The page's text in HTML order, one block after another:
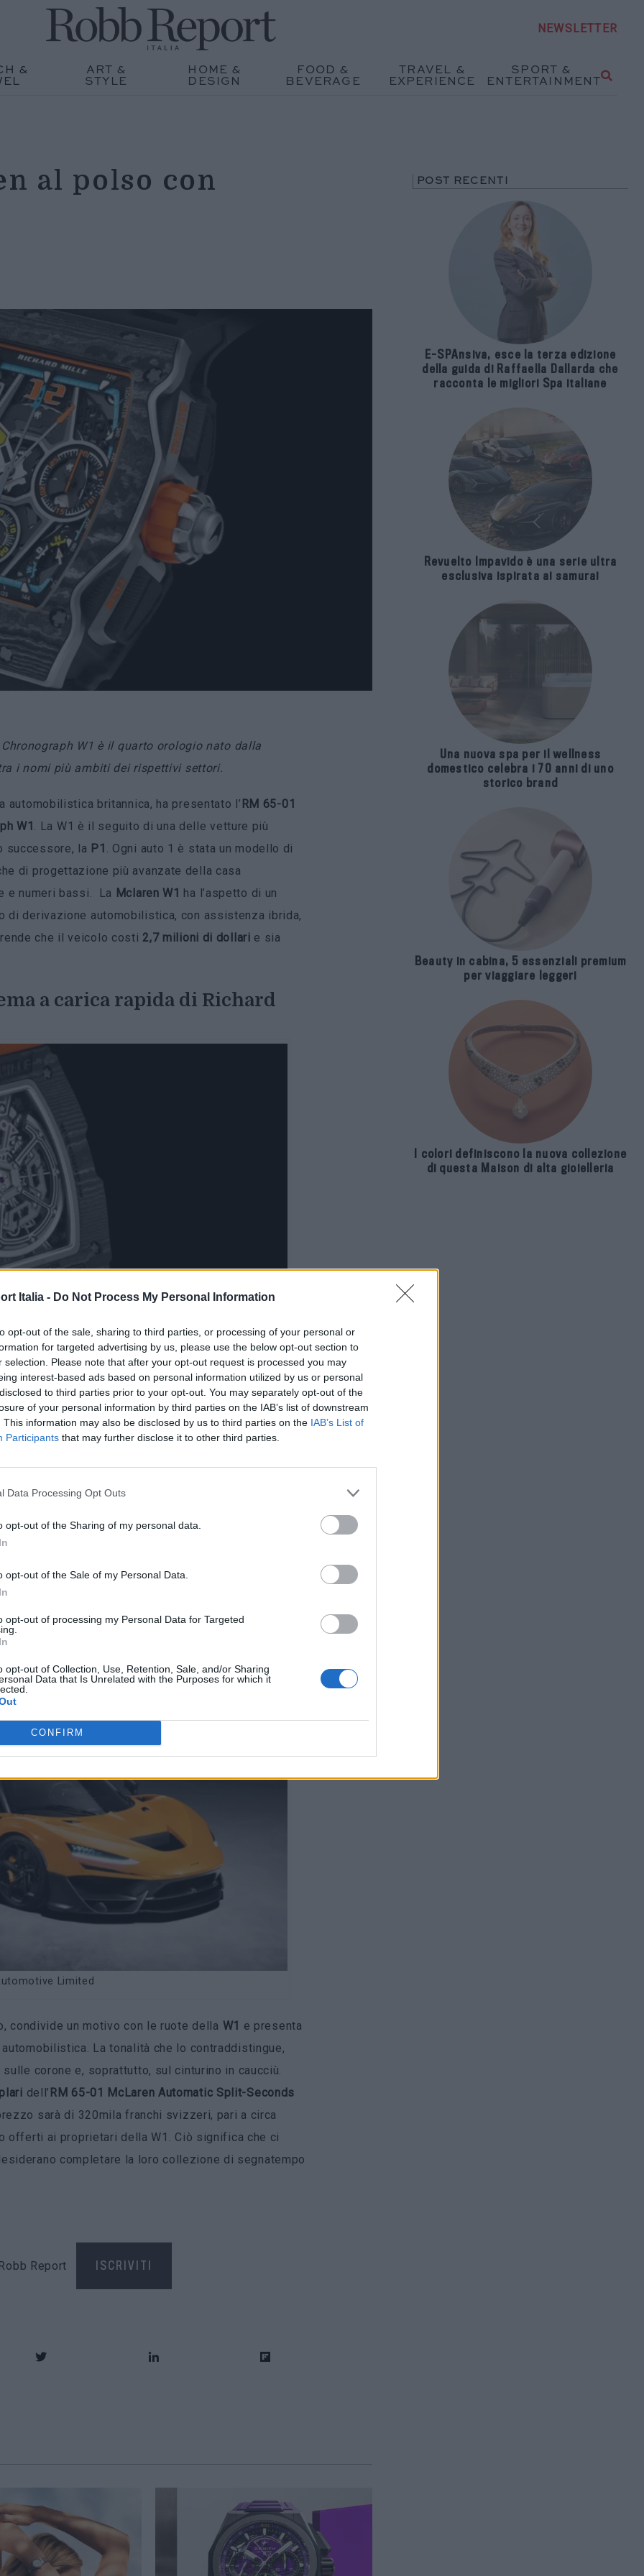
Italia - Do Not Process My Personal Information
opt-out of the sale, sharing to third parties, or processing of your personal or
for targeted advertising by us, please use the below opt-out section to
selection. Please note that after your opt-out request is processed you may
interest-based ads based on personal information utilized by us or personal
to third parties prior to your opt-out. You may separately opt-out of the
of your personal information by third parties on the IAB’s list of downstream
This information may also be disclosed by us to third parties on the IAB’s List of
Participants that may further disclose it to other third parties.
Data Processing Opt Outs
opt-out of the Sharing of my personal data.
opt-out of the Sale of my Personal Data.
opt-out of processing my Personal Data for Targeted
opt-out of Collection, Use, Retention, Sale, and/or Sharing
Data that Is Unrelated with the Purposes for which it
CONFIRM
NEWSLETTER
&
ART &
STYLE
HOME &
DESIGN
FOOD &
BEVERAGE
TRAVEL &
EXPERIENCE
SPORT &
ENTERTAINMENT
al polso con
W1 è il quarto orologio nato dalla
i nomi più ambiti dei rispettivi settori.
britannica, ha presentato l’ RM 65-01
W1 . La W1 è il seguito di una delle vetture più
successore, la P1 . Ogni auto 1 è stata un modello di
di progettazione più avanzate della casa
e numeri bassi. La Mclaren W1 ha l’aspetto di un
di derivazione automobilistica, con assistenza ibrida,
che il veicolo costi 2,7 milioni di dollari e sia
a carica rapida di Richard
Mille
è il suo orologio più potente in assoluto. Il modello è
RMA4Cad alte prestazioni della manifattura
5Hz, ovvero circa 36.000 alternanze all’ora, e può
più vicino, secondo la casa orologiera. Il
su gommini di montaggio del telaio ed è dotato di un
indossa di caricare rapidamente la sua riserva di
realizzato in quarzo TPT.
è all’altezza del suo omonimo. La cassa, che
in carbonio
un design influenzato dalle linee delle supercar.
Limited
condivide un motivo con le ruote della W1 e presenta
La tonalità che lo contraddistingue,
corone e, soprattutto, sul cinturino in caucciù.
dell’ RM 65-01 McLaren Automatic Split-Seconds
sarà di 320mila franchi svizzeri, pari a circa
offerti ai proprietari della W1. Ciò significa che ci
completare la loro collezione di segnatempo
Report ISCRIVITI
POST RECENTI
E-SPAnsiva, esce la terza edizione
della guida di Raffaella Dallarda che
racconta le migliori Spa italiane
Revuelto Impavido è una serie ultra
esclusiva ispirata ai samurai
Una nuova spa per il wellness
domestico celebra i 70 anni di uno
storico brand
Beauty in cabina, 5 essenziali premium
per viaggiare leggeri
I colori definiscono la nuova collezione
di questa Maison di alta gioielleria